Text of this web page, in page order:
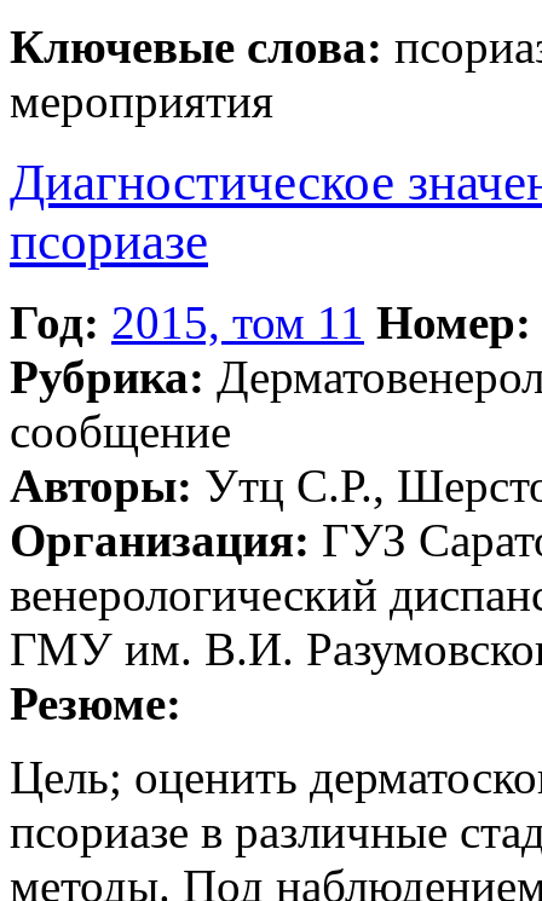
Ключевые слова:
мероприятия
Диагностическое
псориазе
Год: 2015, том 11 Номер:
Рубрика:
сообщение
Авторы: Утц С.Р.,
Организация: ГУЗ
венерологический
ГМУ им. В.И.
Резюме:
Цель; оценить
псориазе в различные
методы. Под